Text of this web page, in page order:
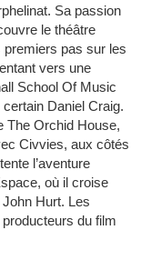
Sa passion
le théâtre
premiers pas sur les
vers une
School Of Music
Daniel Craig.
The Orchid House,
Civvies, aux côtés
l’aventure
où il croise
Hurt. Les
producteurs du film